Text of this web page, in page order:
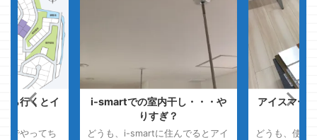
ら行くとイ
でやってち
i-smartでの室内干し・・・や
りすぎ？
どうも、i-smartに住んでるとアイ
アイスマー
どうも、使用